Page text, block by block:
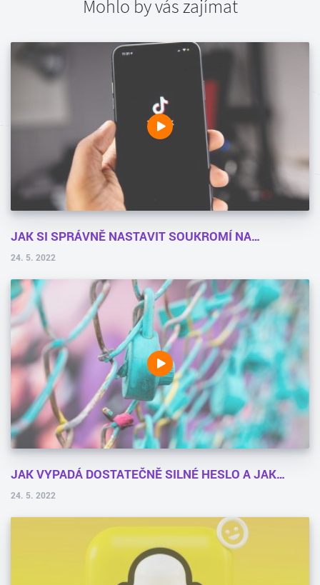
Mohlo by vás zajímat
JAK SI SPRÁVNĚ NASTAVIT SOUKROMÍ NA…
24. 5. 2022
JAK VYPADÁ DOSTATEČNĚ SILNÉ HESLO A JAK…
24. 5. 2022